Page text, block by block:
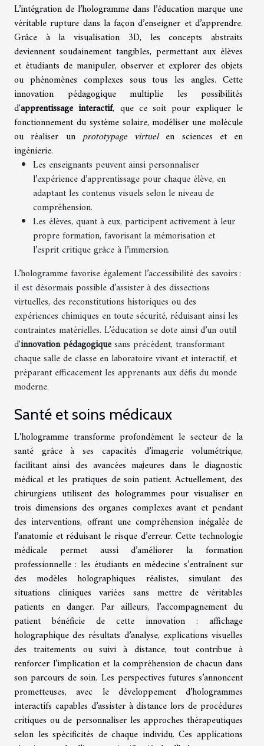
L’intégration de l’hologramme dans l’éducation marque une
véritable rupture dans la façon d’enseigner et d’apprendre.
Grâce à la visualisation 3D, les concepts abstraits
deviennent soudainement tangibles, permettant aux élèves
et étudiants de manipuler, observer et explorer des objets
ou phénomènes complexes sous tous les angles. Cette
innovation pédagogique multiplie les possibilités
d'apprentissage interactif, que ce soit pour expliquer le
fonctionnement du système solaire, modéliser une molécule
ou réaliser unprototypage virtuelen sciences et en
ingénierie.
Les enseignants peuvent ainsi personnaliser
l’expérience d’apprentissage pour chaque élève, en
adaptant les contenus visuels selon le niveau de
compréhension.
Les élèves, quant à eux, participent activement à leur
propre formation, favorisant la mémorisation et
l’esprit critique grâce à l’immersion.
L’hologramme favorise également l’accessibilité des savoirs :
il est désormais possible d’assister à des dissections
virtuelles, des reconstitutions historiques ou des
expériences chimiques en toute sécurité, réduisant ainsi les
contraintes matérielles. L’éducation se dote ainsi d’un outil
d'innovation pédagogiquesans précédent, transformant
chaque salle de classe en laboratoire vivant et interactif, et
préparant efficacement les apprenants aux défis du monde
moderne.
Santé et soins médicaux
L'hologramme transforme profondément le secteur de la
santé grâce à ses capacités d’imagerie volumétrique,
facilitant ainsi des avancées majeures dans le diagnostic
médical et les pratiques de soin patient. Actuellement, des
chirurgiens utilisent des hologrammes pour visualiser en
trois dimensions des organes complexes avant et pendant
des interventions, offrant une compréhension inégalée de
l’anatomie et réduisant le risque d’erreur. Cette technologie
médicale permet aussi d’améliorer la formation
professionnelle : les étudiants en médecine s’entraînent sur
des modèles holographiques réalistes, simulant des
situations cliniques variées sans mettre de véritables
patients en danger. Par ailleurs, l’accompagnement du
patient bénéficie de cette innovation : affichage
holographique des résultats d’analyse, explications visuelles
des traitements ou suivi à distance, tout contribue à
renforcer l’implication et la compréhension de chacun dans
son parcours de soin. Les perspectives futures s’annoncent
prometteuses, avec le développement d’hologrammes
interactifs capables d’assister à distance lors de procédures
critiques ou de personnaliser les approches thérapeutiques
selon les spécificités de chaque individu. Ces applications